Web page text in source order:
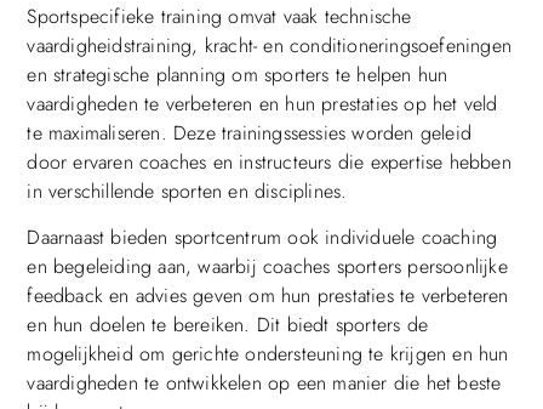
Sportspecifieke training omvat vaak technische
vaardigheidstraining, kracht- en conditioneringsoefeningen
en strategische planning om sporters te helpen hun
vaardigheden te verbeteren en hun prestaties op het veld
te maximaliseren. Deze trainingssessies worden geleid
door ervaren coaches en instructeurs die expertise hebben
in verschillende sporten en disciplines.
Daarnaast bieden sportcentrum ook individuele coaching
en begeleiding aan, waarbij coaches sporters persoonlijke
feedback en advies geven om hun prestaties te verbeteren
en hun doelen te bereiken. Dit biedt sporters de
mogelijkheid om gerichte ondersteuning te krijgen en hun
vaardigheden te ontwikkelen op een manier die het beste